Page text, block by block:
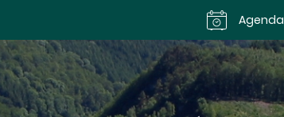
Agenda